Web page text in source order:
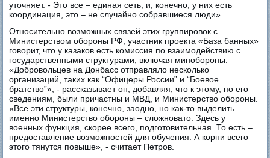
уточняет. - Это все – единая сеть, и, конечно, у них есть
координация, это – не случайно собравшиеся люди».
Относительно возможных связей этих группировок с
Министерством обороны РФ, участник проекта «База банных»
говорит, что у казаков есть комиссия по взаимодействию с
государственными структурами, включая минобороны.
«Добровольцев на Донбасс отправляло несколько
организаций, таких как “Офицеры России” и “Боевое
братство”», - рассказывает он, добавляя, что к этому, по его
сведениям, были причастны и МВД, и Министерство обороны.
«Все эти структуры, конечно, заодно, но как-то выделить
именно Министерство обороны – сложновато. Здесь у
военных функция, скорее всего, подготовительная. То есть –
предоставление возможностей для обучения. А корни всего
этого тянутся повыше», - считает Петров.